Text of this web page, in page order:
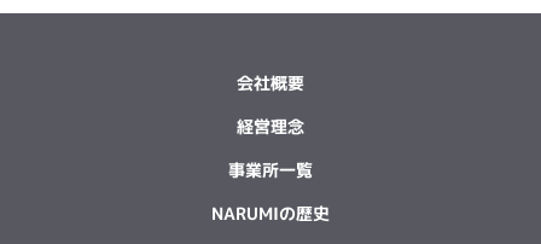
会社概要
経営理念
事業所一覧
NARUMIの歴史